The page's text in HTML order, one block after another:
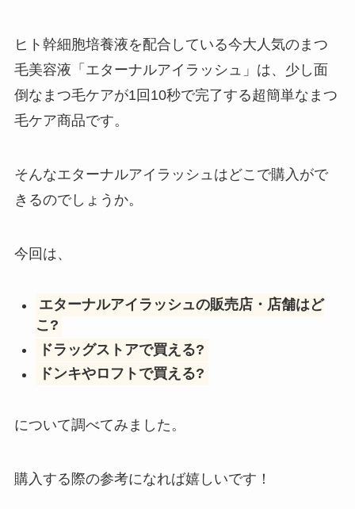
ヒト幹細胞培養液を配合している今大人気のまつ
毛美容液「エターナルアイラッシュ」は、少し面
倒なまつ毛ケアが1回10秒で完了する超簡単なまつ
毛ケア商品です。
そんなエターナルアイラッシュはどこで購入がで
きるのでしょうか。
今回は、
エターナルアイラッシュの販売店・店舗はど
こ?
ドラッグストアで買える?
ドンキやロフトで買える?
について調べてみました。
購入する際の参考になれば嬉しいです！